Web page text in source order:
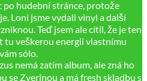
po hudební stránce, protože
Loni jsme vydali vinyl a další
Teď jsem ale cítil, že je ten
tu veškerou energii vlastnímu
sólo.
nemá zatím album, ale zná ho
se Zverinou a má fresh skladbu s